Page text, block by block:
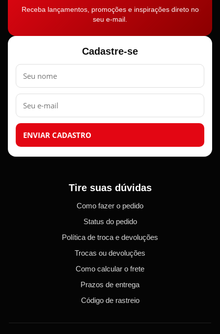
Receba lançamentos, promoções e inspirações direto no
seu e-mail.
Cadastre-se
Nome
E-
mail
ENVIAR CADASTRO
Tire suas dúvidas
Como fazer o pedido
Status do pedido
Política de troca e devoluções
Trocas ou devoluções
Como calcular o frete
Prazos de entrega
Código de rastreio